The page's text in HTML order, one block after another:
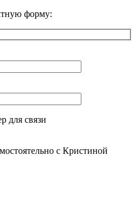
форму:
для связи
с Кристиной